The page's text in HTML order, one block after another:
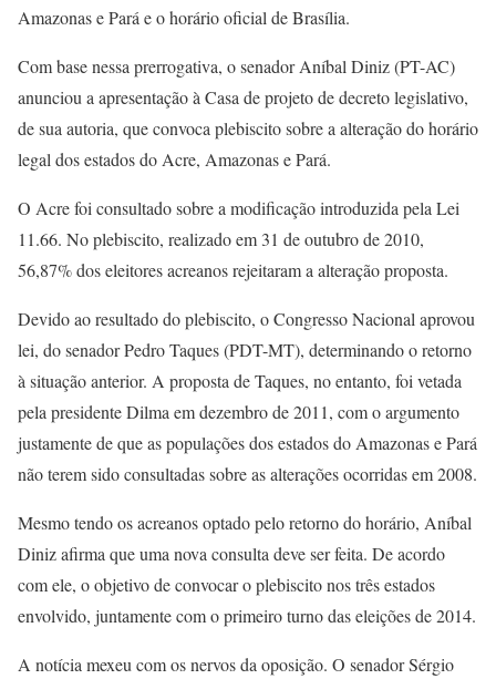
Amazonas e Pará e o horário oficial de Brasília.
Com base nessa prerrogativa, o senador Aníbal Diniz (PT-AC)
anunciou a apresentação à Casa de projeto de decreto legislativo,
de sua autoria, que convoca plebiscito sobre a alteração do horário
legal dos estados do Acre, Amazonas e Pará.
O Acre foi consultado sobre a modificação introduzida pela Lei
11.66. No plebiscito, realizado em 31 de outubro de 2010,
56,87% dos eleitores acreanos rejeitaram a alteração proposta.
Devido ao resultado do plebiscito, o Congresso Nacional aprovou
lei, do senador Pedro Taques (PDT-MT), determinando o retorno
à situação anterior. A proposta de Taques, no entanto, foi vetada
pela presidente Dilma em dezembro de 2011, com o argumento
justamente de que as populações dos estados do Amazonas e Pará
não terem sido consultadas sobre as alterações ocorridas em 2008.
Mesmo tendo os acreanos optado pelo retorno do horário, Aníbal
Diniz afirma que uma nova consulta deve ser feita. De acordo
com ele, o objetivo de convocar o plebiscito nos três estados
envolvido, juntamente com o primeiro turno das eleições de 2014.
A notícia mexeu com os nervos da oposição. O senador Sérgio